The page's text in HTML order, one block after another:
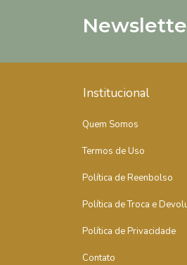
Institucional
Quem Somos
Termos de Uso
Política de Reenbolso
Política de Troca e
Política de Privacidade
Contato